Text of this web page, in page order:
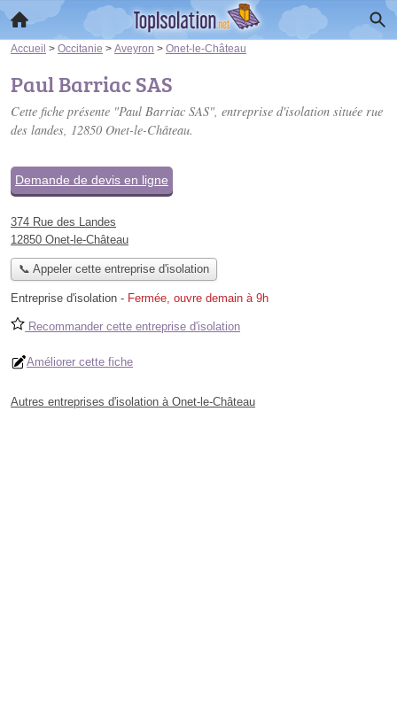
Accueil > Occitanie > Aveyron > Onet-le-Château
Paul Barriac SAS
Cette fiche présente "Paul Barriac SAS", entreprise d'isolation située rue
des landes, 12850 Onet-le-Château.
Demande de devis en ligne
374 Rue des Landes
12850 Onet-le-Château
📞 Appeler cette entreprise d'isolation
Entreprise d'isolation - Fermée, ouvre demain à 9h
Recommander cette entreprise d'isolation
Améliorer cette fiche
Autres entreprises d'isolation à Onet-le-Château